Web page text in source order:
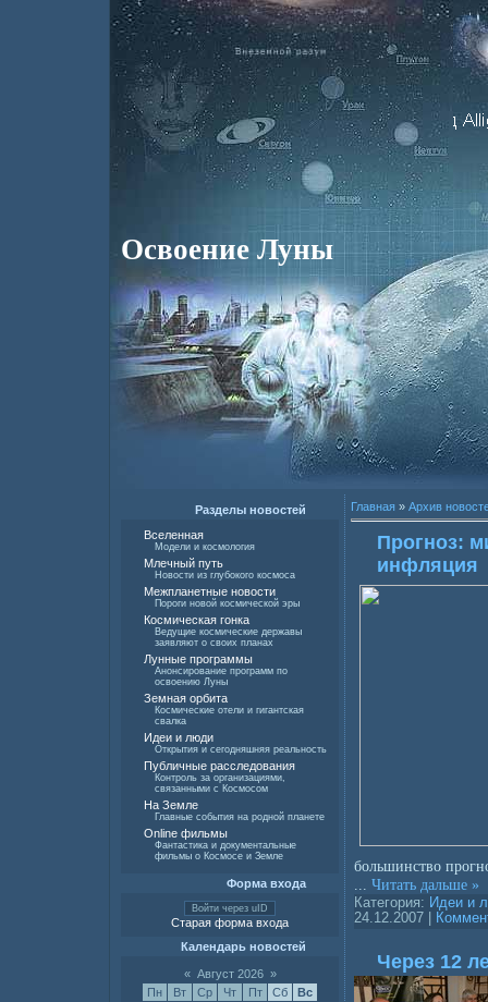
Освоение Луны
Разделы новостей
Вселенная
Модели и космология
Млечный путь
Новости из глубокого космоса
Межпланетные новости
Пороги новой космической эры
Космическая гонка
Ведущие космические державы
заявляют о своих планах
Лунные программы
Анонсирование программ по
освоению Луны
Земная орбита
Космические отели и гигантская
свалка
Идеи и люди
Открытия и сегодняшняя реальность
Публичные расследования
Контроль за организациями,
связанными с Космосом
На Земле
Главные события на родной планете
Online фильмы
Фантастика и документальные
фильмы о Космосе и Земле
Форма входа
Войти через uID
Старая форма входа
Календарь новостей
« Август 2026 »
Пн
Вт Ср Чт Пт Сб
Вс
Главная » Архив
Прогноз:
инфляция
большинство
Читать дальше »
Категория: Идеи и
24.12.2007
Через 12